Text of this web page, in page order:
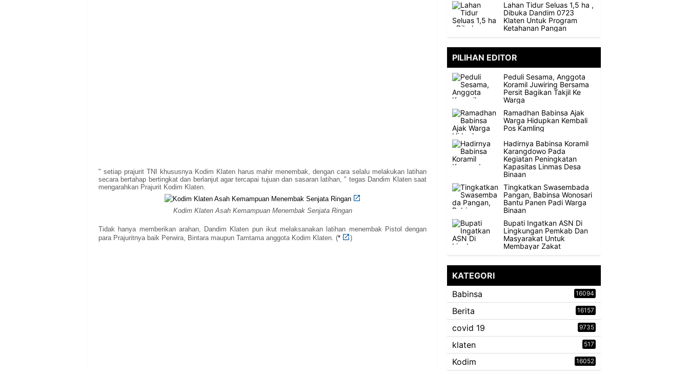
" setiap prajurit TNI khususnya Kodim Klaten harus mahir menembak, dengan cara selalu melakukan latihan
secara bertahap bertingkat dan berlanjut agar tercapai tujuan dan sasaran latihan, " tegas Dandim Klaten saat
mengarahkan Prajurit Kodim Klaten.
Kodim Klaten Asah Kemampuan Menembak Senjata Ringan
Tidak hanya memberikan arahan, Dandim Klaten pun ikut melaksanakan latihan menembak Pistol dengan
para Prajuritnya baik Perwira, Bintara maupun Tamtama anggota Kodim Klaten. (* )
Lahan Tidur Seluas 1,5 ha ,
Dibuka Dandim 0723
Klaten Untuk Program
Ketahanan Pangan
PILIHAN EDITOR
Peduli Sesama, Anggota
Koramil Juwiring Bersama
Persit Bagikan Takjil Ke
Warga
Ramadhan Babinsa Ajak
Warga Hidupkan Kembali
Pos Kamling
Hadirnya Babinsa Koramil
Karangdowo Pada
Kegiatan Peningkatan
Kapasitas Linmas Desa
Binaan
Tingkatkan Swasembada
Pangan, Babinsa Wonosari
Bantu Panen Padi Warga
Binaan
Bupati Ingatkan ASN Di
Lingkungan Pemkab Dan
Masyarakat Untuk
Membayar Zakat
KATEGORI
Babinsa
16094
Berita 16157
covid 19 9735
klaten 517
Kodim 16052